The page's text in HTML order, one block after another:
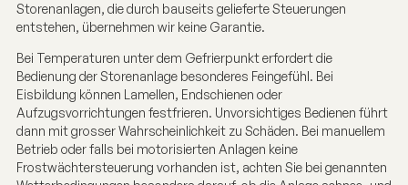
Storenanlagen, die durch bauseits gelieferte Steuerungen
entstehen, übernehmen wir keine Garantie.
Bei Temperaturen unter dem Gefrierpunkt erfordert die
Bedienung der Storenanlage besonderes Feingefühl. Bei
Eisbildung können Lamellen, Endschienen oder
Aufzugsvorrichtungen festfrieren. Unvorsichtiges Bedienen führt
dann mit grosser Wahrscheinlichkeit zu Schäden. Bei manuellem
Betrieb oder falls bei motorisierten Anlagen keine
Frostwächtersteuerung vorhanden ist, achten Sie bei genannten